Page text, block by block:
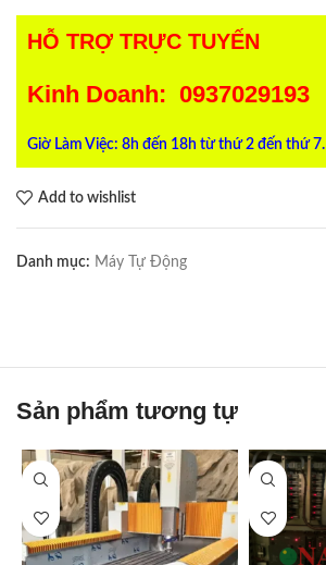
HỖ TRỢ TRỰC TUYẾN
Kinh Doanh: 0937029193
Giờ Làm Việc: 8h đến 18h từ thứ 2 đến thứ 7.
Add to wishlist
Danh mục: Máy Tự Động
Sản phẩm tương tự